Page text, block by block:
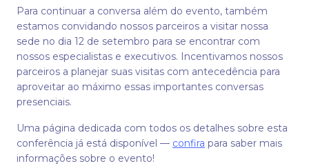
Para continuar a conversa além do evento, também
estamos convidando nossos parceiros a visitar nossa
sede no dia 12 de setembro para se encontrar com
nossos especialistas e executivos. Incentivamos nossos
parceiros a planejar suas visitas com antecedência para
aproveitar ao máximo essas importantes conversas
presenciais.
Uma página dedicada com todos os detalhes sobre esta
conferência já está disponível — confira para saber mais
informações sobre o evento!